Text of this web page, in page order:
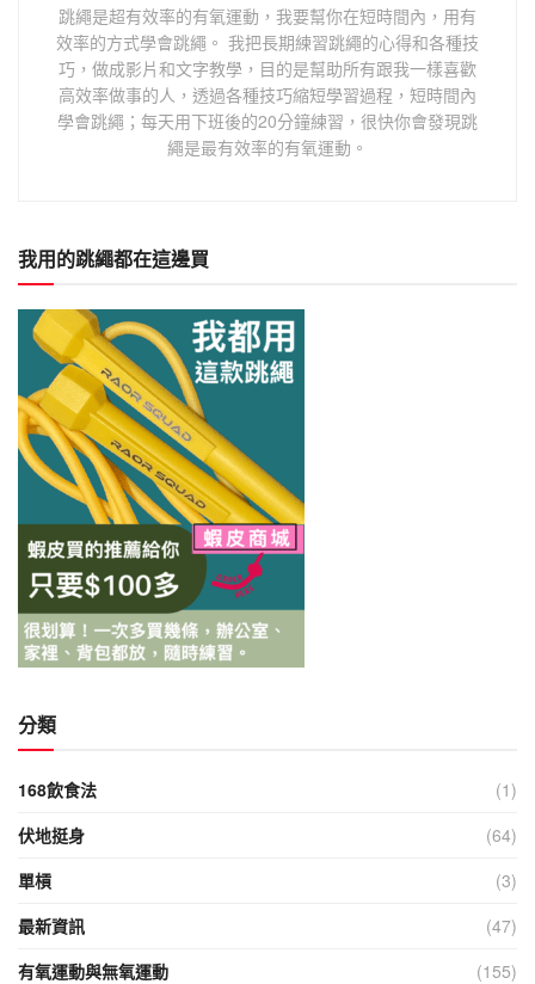
跳繩是超有效率的有氧運動，我要幫你在短時間內，用有
效率的方式學會跳繩。 我把長期練習跳繩的心得和各種技
巧，做成影片和文字教學，目的是幫助所有跟我一樣喜歡
高效率做事的人，透過各種技巧縮短學習過程，短時間內
學會跳繩；每天用下班後的20分鐘練習，很快你會發現跳
繩是最有效率的有氧運動。
我用的跳繩都在這邊買
分類
168飲食法
(1)
伏地挺身
(64)
單槓
(3)
最新資訊
(47)
有氧運動與無氧運動
(155)